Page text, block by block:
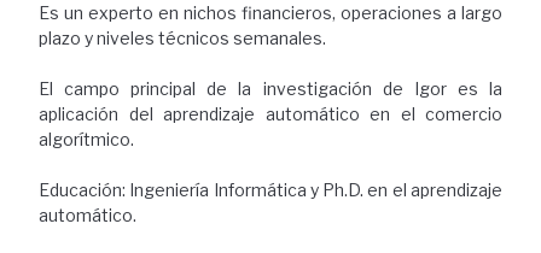
Es un experto en nichos financieros, operaciones a largo
plazo y niveles técnicos semanales.
El campo principal de la investigación de Igor es la
aplicación del aprendizaje automático en el comercio
algorítmico.
Educación: Ingeniería Informática y Ph.D. en el aprendizaje
automático.